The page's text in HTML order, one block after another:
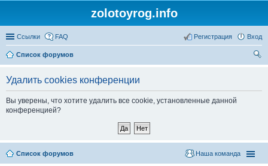
zolotoyrog.info
Ссылки FAQ Вход
Регистрация
Список форумов
Удалить cookies конференции
Вы уверены, что хотите удалить все cookie, установленные данной
конференцией?
Список форумов Наша команда